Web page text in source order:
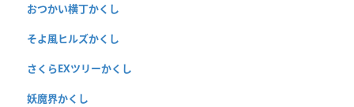
おつかい横丁かくし
そよ風ヒルズかくし
さくらEXツリーかくし
妖魔界かくし